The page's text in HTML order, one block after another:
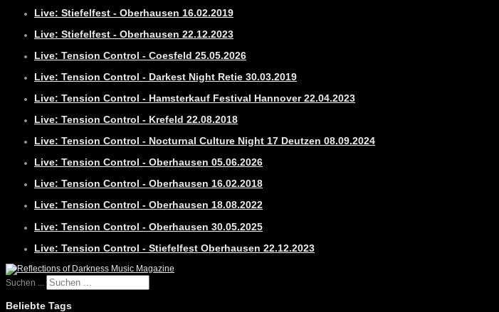
Live: Stiefelfest - Oberhausen 16.02.2019
Live: Stiefelfest - Oberhausen 22.12.2023
Live: Tension Control - Coesfeld 25.05.2026
Live: Tension Control - Darkest Night Retie 30.03.2019
Live: Tension Control - Hamsterkauf Festival Hannover 22.04.2023
Live: Tension Control - Krefeld 22.08.2018
Live: Tension Control - Nocturnal Culture Night 17 Deutzen 08.09.2024
Live: Tension Control - Oberhausen 05.06.2026
Live: Tension Control - Oberhausen 16.02.2018
Live: Tension Control - Oberhausen 18.08.2022
Live: Tension Control - Oberhausen 30.05.2025
Live: Tension Control - Stiefelfest Oberhausen 22.12.2023
Suchen ...
Beliebte Tags